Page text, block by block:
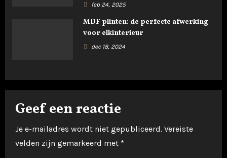
feb 24, 2025
MDF plinten: de perfecte afwerking
voor elkinterieur
dec 18, 2024
Geef een reactie
Je e-mailadres wordt niet gepubliceerd. Vereiste
velden zijn gemarkeerd met *